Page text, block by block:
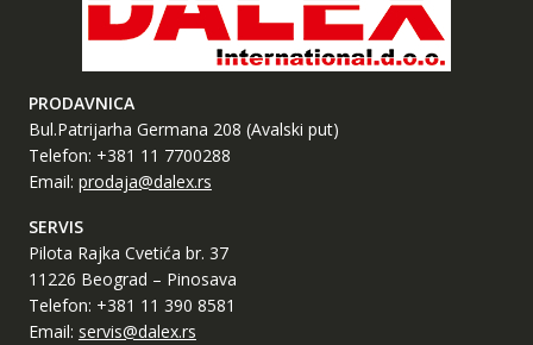
PRODAVNICA
Bul.Patrijarha Germana 208 (Avalski put)
Telefon: +381 11 7700288
Email: prodaja@dalex.rs
SERVIS
Pilota Rajka Cvetića br. 37
11226 Beograd – Pinosava
Telefon: +381 11 390 8581
Email: servis@dalex.rs